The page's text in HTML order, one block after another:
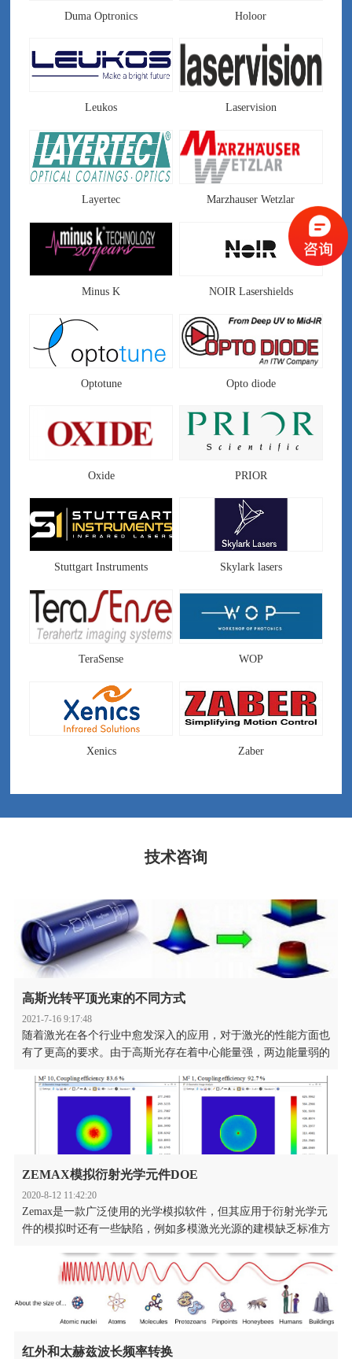
Duma Optronics Holoor
Leukos Laservision
Layertec Marzhauser Wetzlar
Minus K NOIR Lasershields
Optotune Opto diode
Oxide PRIOR
Stuttgart Instruments Skylark lasers
TeraSense WOP
Xenics Zaber
技术咨询
高斯光转平顶光束的不同方式
2021-7-16 9:17:48
随着激光在各个行业中愈发深入的应用，对于激光的性能方面也
有了更高的要求。由于高斯光存在着中心能量强，两边能量弱的
在光束整形方面，能产生平顶光束的器件很多，比如衍射光学元
件（DOE），微透镜阵列，非球面透镜组，多边形匀化棒等。
ZEMAX模拟衍射光学元件DOE
2020-8-12 11:42:20
Zemax是一款广泛使用的光学模拟软件，但其应用于衍射光学元
件的模拟时还有一些缺陷，例如多模激光光源的建模缺乏标准方
通过应用散射模型来模拟和优化Zemax™中的单模和多模激光
器。利用这种方法可以使用几何光线跟踪来实现类似物理光学的
结果，实现各种情况下衍射光学元件Zemax建模。
红外和太赫兹波长频率转换